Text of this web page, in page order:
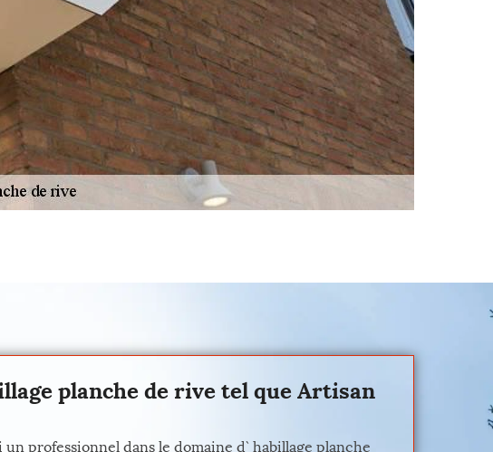
planche de rive tel que Artisan
professionnel dans le domaine d` habillage planche